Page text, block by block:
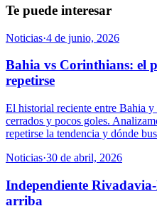
Te puede interesar
Noticias·4 de junio, 2026
Bahia vs Corinthians: el
repetirse
El historial reciente entre Bahia
cerrados y pocos goles.
repetirse la tendencia y dónde
Noticias·30 de abril, 2026
Independiente
arriba